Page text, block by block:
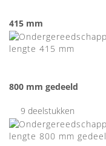
415 mm
800 mm gedeeld
9 deelstukken